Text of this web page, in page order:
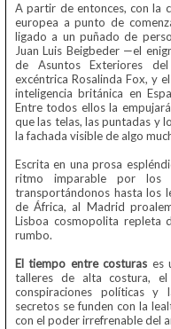
A partir de entonces, con la
europea a punto de
ligado a un puñado de
Juan Luis Beigbeder —el
de Asuntos Exteriores
excéntrica Rosalinda Fox, y
inteligencia británica en
Entre todos ellos la
que las telas, las puntadas y
la fachada visible de algo
Escrita en una prosa
ritmo imparable por los
transportándonos hasta los
de África, al Madrid
Lisboa cosmopolita repleta
rumbo.
El tiempo entre costuras es
talleres de alta costura,
conspiraciones políticas y
secretos se funden con la
con el poder irrefrenable del